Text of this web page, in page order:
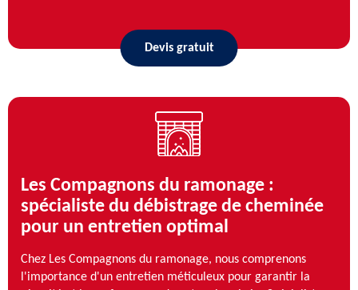
Devis gratuit
Les Compagnons du ramonage :
spécialiste du débistrage de cheminée
pour un entretien optimal
Chez Les Compagnons du ramonage, nous comprenons
l'importance d'un entretien méticuleux pour garantir la